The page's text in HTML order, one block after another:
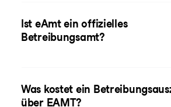
Ist eAmt ein offizielles
Betreibungsamt?
Was kostet ein
über EAMT?